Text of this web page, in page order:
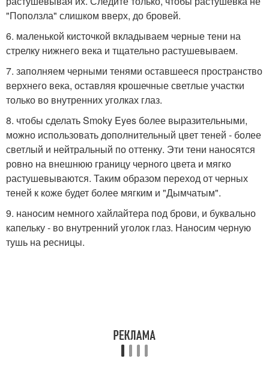
"Поползла" слишком вверх, до бровей.
6. маленькой кисточкой вкладываем черные тени на
стрелку нижнего века и тщательно растушевываем.
7. заполняем черными тенями оставшееся пространство
верхнего века, оставляя крошечные светлые участки
только во внутренних уголках глаз.
8. чтобы сделать Smoky Eyes более выразительными,
можно использовать дополнительный цвет теней - более
светлый и нейтральный по оттенку. Эти тени наносятся
ровно на внешнюю границу черного цвета и мягко
растушевываются. Таким образом переход от черных
теней к коже будет более мягким и "Дымчатым".
9. наносим немного хайлайтера под брови, и буквально
капельку - во внутренний уголок глаз. Наносим черную
тушь на ресницы.